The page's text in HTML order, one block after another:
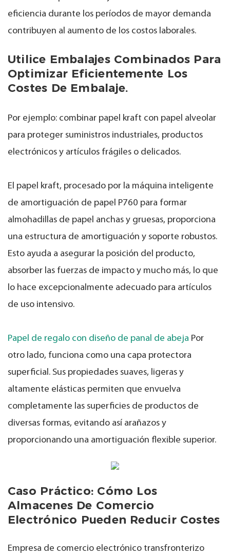
eficiencia durante los períodos de mayor demanda
contribuyen al aumento de los costos laborales.
Utilice Embalajes Combinados Para
Optimizar Eficientemente Los
Costes De Embalaje.
Por ejemplo: combinar papel kraft con papel alveolar
para proteger suministros industriales, productos
electrónicos y artículos frágiles o delicados.
El papel kraft, procesado por la máquina inteligente
de amortiguación de papel P760 para formar
almohadillas de papel anchas y gruesas, proporciona
una estructura de amortiguación y soporte robustos.
Esto ayuda a asegurar la posición del producto,
absorber las fuerzas de impacto y mucho más, lo que
lo hace excepcionalmente adecuado para artículos
de uso intensivo.
Papel de regalo con diseño de panal de abeja Por
otro lado, funciona como una capa protectora
superficial. Sus propiedades suaves, ligeras y
altamente elásticas permiten que envuelva
completamente las superficies de productos de
diversas formas, evitando así arañazos y
proporcionando una amortiguación flexible superior.
Caso Práctico: Cómo Los
Almacenes De Comercio
Electrónico Pueden Reducir Costes
Empresa de comercio electrónico transfronterizo